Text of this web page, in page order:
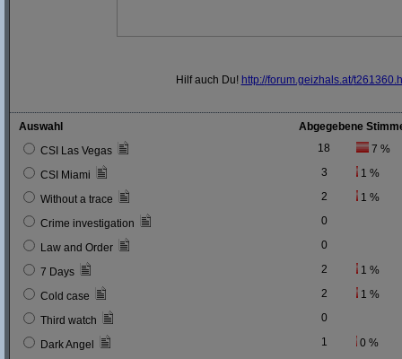
Hilf auch Du! http://forum.geizhals.at/
Auswahl
Abgegebene
CSI Las Vegas
18 7 %
CSI Miami 3 1 %
Without a trace 2 1 %
Crime investigation 0
Law and Order 0
7 Days 2 1 %
Cold case 2 1 %
Third watch 0
Dark Angel 1 0 %